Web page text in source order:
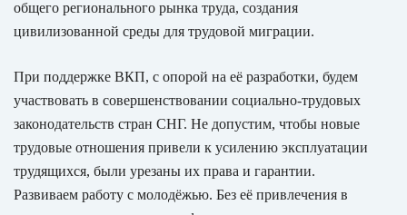
общего регионального рынка труда, создания
цивилизованной среды для трудовой миграции.
При поддержке ВКП, с опорой на её разработки, будем
участвовать в совершенствовании социально-трудовых
законодательств стран СНГ. Не допустим, чтобы новые
трудовые отношения привели к усилению эксплуатации
трудящихся, были урезаны их права и гарантии.
Развиваем работу с молодёжью. Без её привлечения в